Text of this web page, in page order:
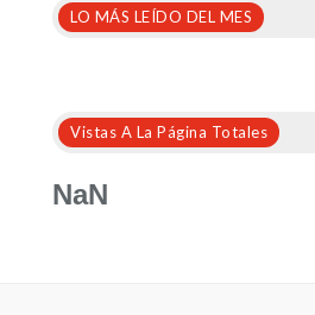
LO MÁS LEÍDO DEL MES
Vistas A La Página Totales
NaN